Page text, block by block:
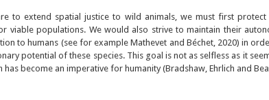
to extend spatial justice to wild animals, we must first protect
viable populations. We would also strive to maintain their
to humans (see for example Mathevet and Béchet, 2020) in
potential of these species. This goal is not as selfless as it
has become an imperative for humanity (Bradshaw, Ehrlich and